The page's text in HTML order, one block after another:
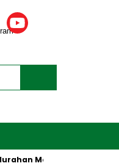
Merah Putih oleh